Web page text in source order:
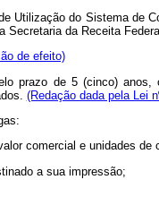
Utilização do Sistema de
Secretaria da Receita
de efeito)
prazo de 5 (cinco)
(Redação dada pela Lei
comercial e unidades
a sua impressão;